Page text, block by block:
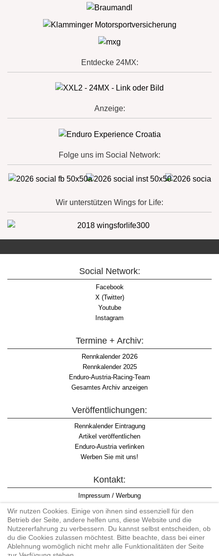
Entdecke 24MX:
Anzeige:
Folge uns im Social Network:
Wir unterstützen Wings for Life:
Social Network:
Facebook
X (Twitter)
Youtube
Instagram
Termine + Archiv:
Rennkalender2026
Rennkalender 2025
Enduro-Austria-Racing-Team
Gesamtes Archiv anzeigen
Veröffentlichungen:
Rennkalender Eintragung
Artikel veröffentlichen
Enduro-Austria verlinken
Werben Sie mit uns!
Kontakt:
Impressum / Werbung
Informationspflicht WKO
AGB
Wir nutzen Cookies. Einige von ihnen sind essenziell für den
Betrieb der Seite, andere helfen uns, diese Website und die
Nutzererfahrung zu verbessern. Du kannst selbst entscheiden, ob
du die Cookies zulassen möchtest. Bitte beachte, dass bei einer
Ablehnung womöglich nicht mehr alle Funktionalitäten der Seite